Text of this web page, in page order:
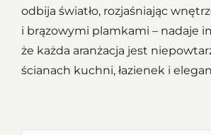
odbija światło, rozjaśniając
i brązowymi plamkami – nadaje
że każda aranżacja jest
ścianach kuchni, łazienek i